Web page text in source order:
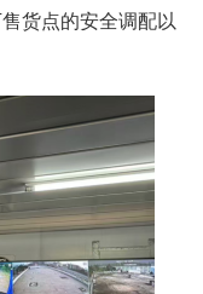
货点的安全调配以